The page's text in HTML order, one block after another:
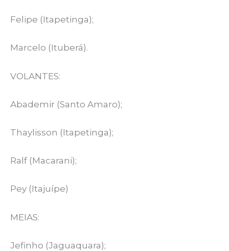
Felipe (Itapetinga);
Marcelo (Ituberá).
VOLANTES:
Abademir (Santo Amaro);
Thaylisson (Itapetinga);
Ralf (Macarani);
Pey (Itajuípe)
MEIAS:
Jefinho (Jaguaquara);